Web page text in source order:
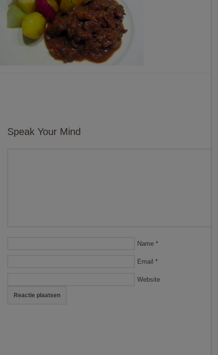
Speak Your Mind
Name *
Email *
Website